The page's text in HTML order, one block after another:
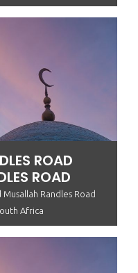
ROAD
ROAD
Randles Road
Africa